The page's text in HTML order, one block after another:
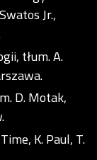
Jr.,
tłum. A.
D. Motak,
K. Paul, T.